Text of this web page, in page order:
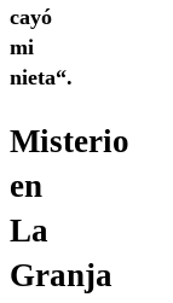
cayó
mi
nieta“.
Misterio
en
La
Granja